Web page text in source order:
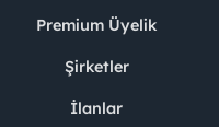
Premium Üyelik
Şirketler
İlanlar